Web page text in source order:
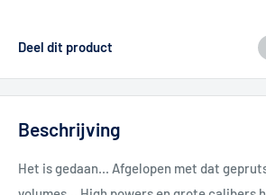
Deel dit product
Beschrijving
Het is gedaan... Afgelopen met dat